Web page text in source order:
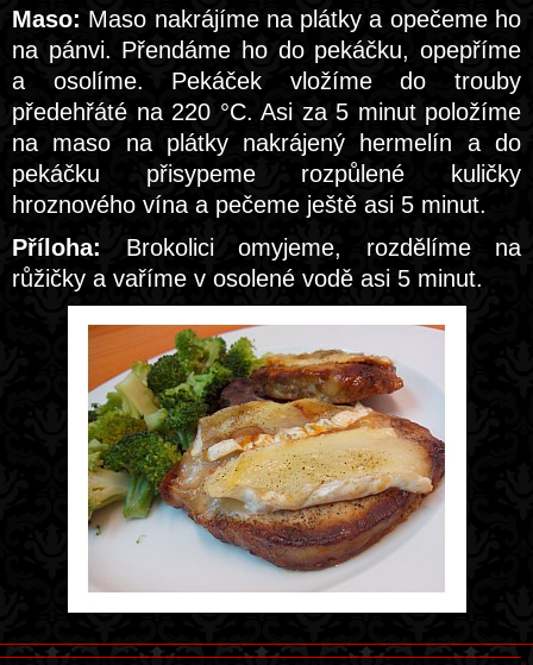
Maso: Maso nakrájíme na plátky a opečeme ho
na pánvi. Přendáme ho do pekáčku, opepříme
a osolíme. Pekáček vložíme do trouby
předehřáté na 220 °C. Asi za 5 minut položíme
na maso na plátky nakrájený hermelín a do
pekáčku přisypeme rozpůlené kuličky
hroznového vína a pečeme ještě asi 5 minut.
Příloha: Brokolici omyjeme, rozdělíme na
růžičky a vaříme v osolené vodě asi 5 minut.